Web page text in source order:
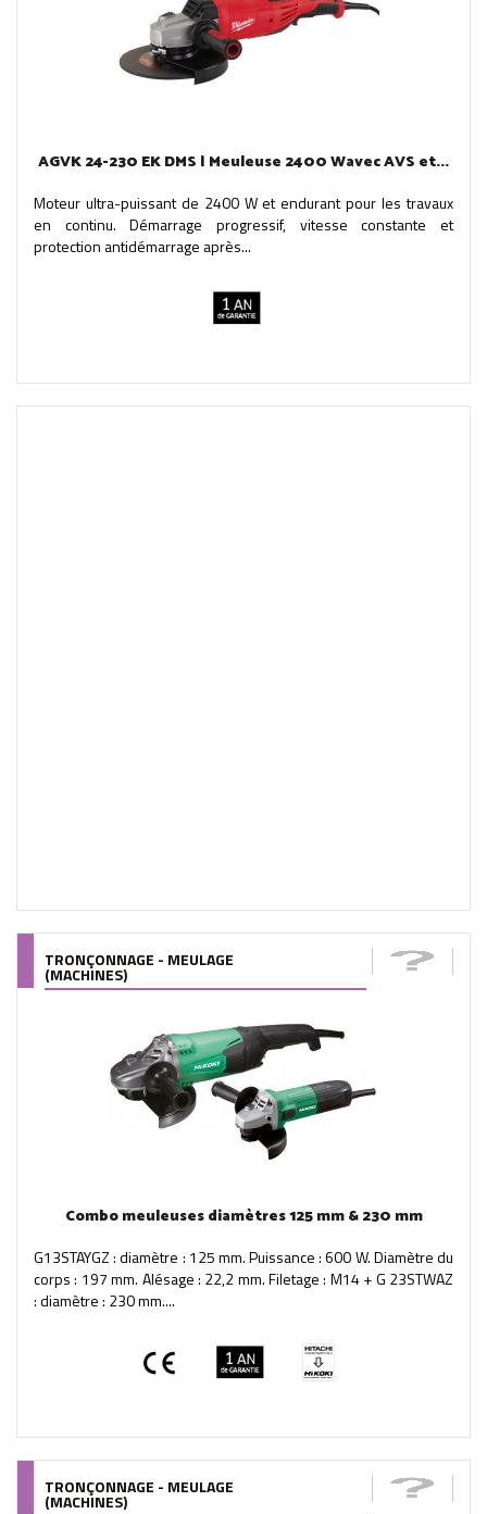
AGVK 24-230 EK DMS | Meuleuse 2400 Wavec AVS et...
Moteur ultra-puissant de 2400 W et endurant pour les travaux
en continu. Démarrage progressif, vitesse constante et
protection antidémarrage après...
TRONÇONNAGE - MEULAGE
(MACHINES)
Combo meuleuses diamètres 125 mm & 230 mm
G13STAYGZ : diamètre : 125 mm. Puissance : 600 W. Diamètre du
corps : 197 mm. Alésage : 22,2 mm. Filetage : M14 + G 23STWAZ
: diamètre : 230 mm....
TRONÇONNAGE - MEULAGE
(MACHINES)